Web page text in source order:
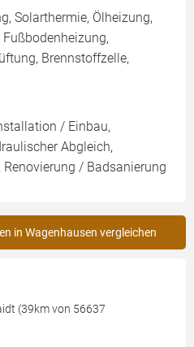
Solarthermie, Ölheizung,
Brennstoffzelle,
/ Einbau,
Abgleich,
/ Badsanierung
in Wagenhausen vergleichen
(39km von 56637